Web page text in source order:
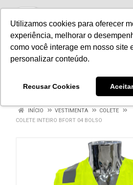
Utilizamos cookies para oferecer
experiência, melhorar o
como você interage em nosso site
personalizar conteúdo.
Recusar Cookies
INÍCIO VESTIMENTA
COLETE
COLETE INTEIRO BFORT 04 BOLSO